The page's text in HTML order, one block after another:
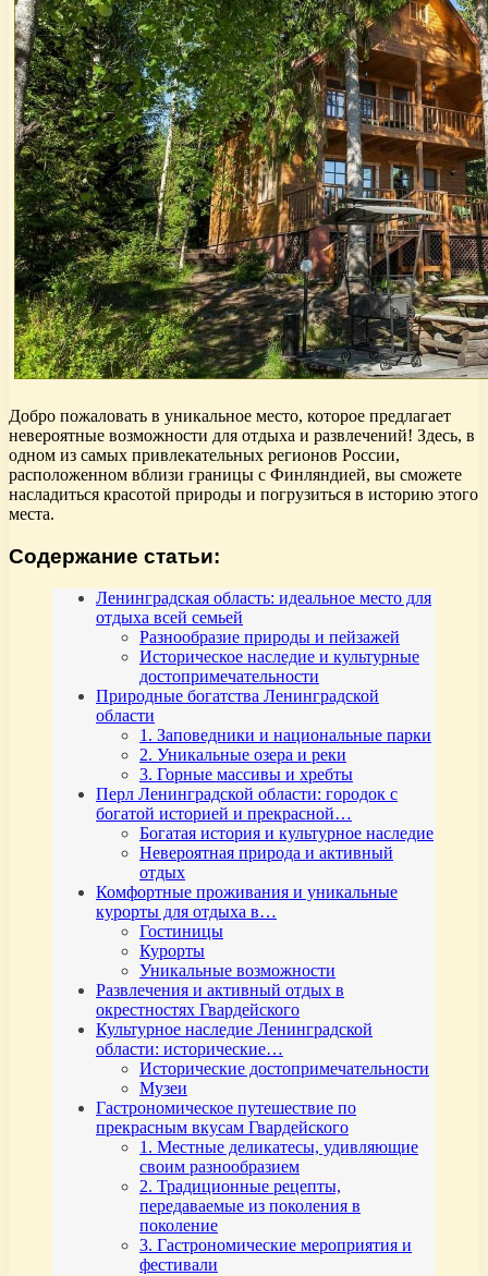
Добро пожаловать в уникальное место, которое предлагает
невероятные возможности для отдыха и развлечений! Здесь, в
одном из самых привлекательных регионов России,
расположенном вблизи границы с Финляндией, вы сможете
насладиться красотой природы и погрузиться в историю этого
места.
Содержание статьи:
Ленинградская область: идеальное место для
отдыха всей семьей
Разнообразие природы и пейзажей
Историческое наследие и культурные
достопримечательности
Природные богатства Ленинградской
области
1. Заповедники и национальные парки
2. Уникальные озера и реки
3. Горные массивы и хребты
Перл Ленинградской области: городок с
богатой историей и прекрасной…
Богатая история и культурное наследие
Невероятная природа и активный
отдых
Комфортные проживания и уникальные
курорты для отдыха в…
Гостиницы
Курорты
Уникальные возможности
Развлечения и активный отдых в
окрестностях Гвардейского
Культурное наследие Ленинградской
области: исторические…
Исторические достопримечательности
Музеи
Гастрономическое путешествие по
прекрасным вкусам Гвардейского
1. Местные деликатесы, удивляющие
своим разнообразием
2. Традиционные рецепты,
передаваемые из поколения в
поколение
3. Гастрономические мероприятия и
фестивали